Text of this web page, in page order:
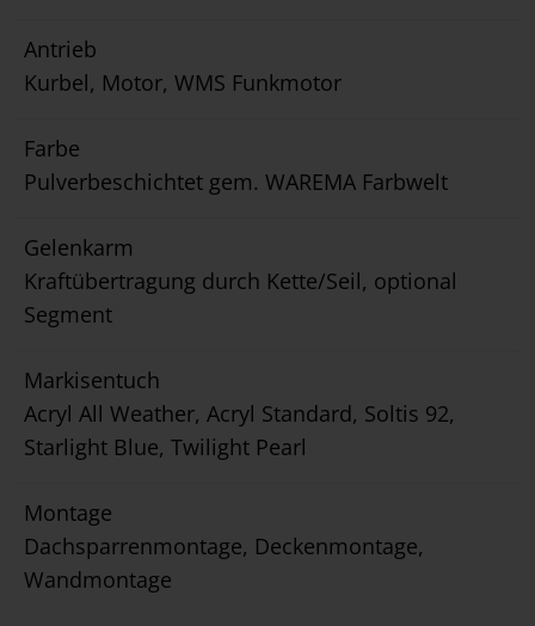
Antrieb
Kurbel, Motor, WMS Funkmotor
Farbe
Pulverbeschichtet gem. WAREMA Farbwelt
Gelenkarm
Kraftübertragung durch Kette/Seil, optional
Segment
Markisentuch
Acryl All Weather, Acryl Standard, Soltis 92,
Starlight Blue, Twilight Pearl
Montage
Dachsparrenmontage, Deckenmontage,
Wandmontage